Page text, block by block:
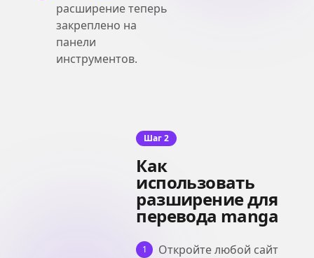
расширение теперь
закреплено на
панели
инструментов.
Шаг 2
Как
использовать
разширение для
перевода manga
1
Откройте любой сайт